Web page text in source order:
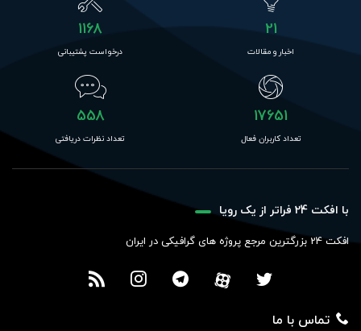
21
اخبار و مقالات
1168
درخواست پشتیبانی
17651
تعداد کاربران فعال
558
تعداد نظرات دریافتی
با افکت 24 فراتر از یک رویا
افکت 24 بزرگترین مرجع پروژه های گرافیکی در ایران
تماس با ما